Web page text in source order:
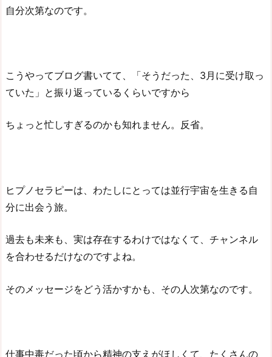
自分次第なのです。
こうやってブログ書いてて、「そうだった、3月に受け取っ
ていた」と振り返っているくらいですから
ちょっと忙しすぎるのかも知れません。反省。
ヒプノセラピーは、わたしにとっては並行宇宙を生きる自
分に出会う旅。
過去も未来も、実は存在するわけではなくて、チャンネル
を合わせるだけなのですよね。
そのメッセージをどう活かすかも、その人次第なのです。
仕事中毒だった頃から精神の支えがほしくて、たくさんの